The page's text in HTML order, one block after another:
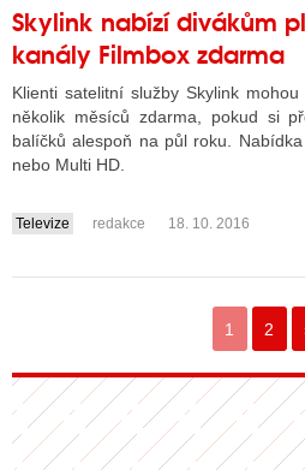
Skylink nabízí divákům
kanály Filmbox zdarma
Klienti satelitní služby Skylink
několik měsíců zdarma, pokud si
balíčků alespoň na půl roku.
nebo Multi HD.
....
Televize redakce 18. 10. 2016
1 2